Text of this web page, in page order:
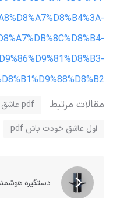
مقالات مرتبط
pdf عاشق خودت باش
اول عاشق خودت باش pdf
دستگیره